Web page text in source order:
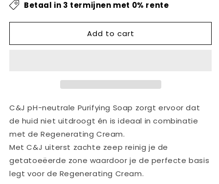
Purifying
C&amp;J
Purifying
Betaal in 3 termijnen met 0% rente
Add to cart
C&J pH-neutrale Purifying Soap zorgt ervoor dat
de huid niet uitdroogt én is ideaal in combinatie
met de Regenerating Cream.
MetC&J uiterst zachte zeep reinig je de
getatoeëerde zone waardoor je de perfecte basis
legt voor de Regenerating Cream.